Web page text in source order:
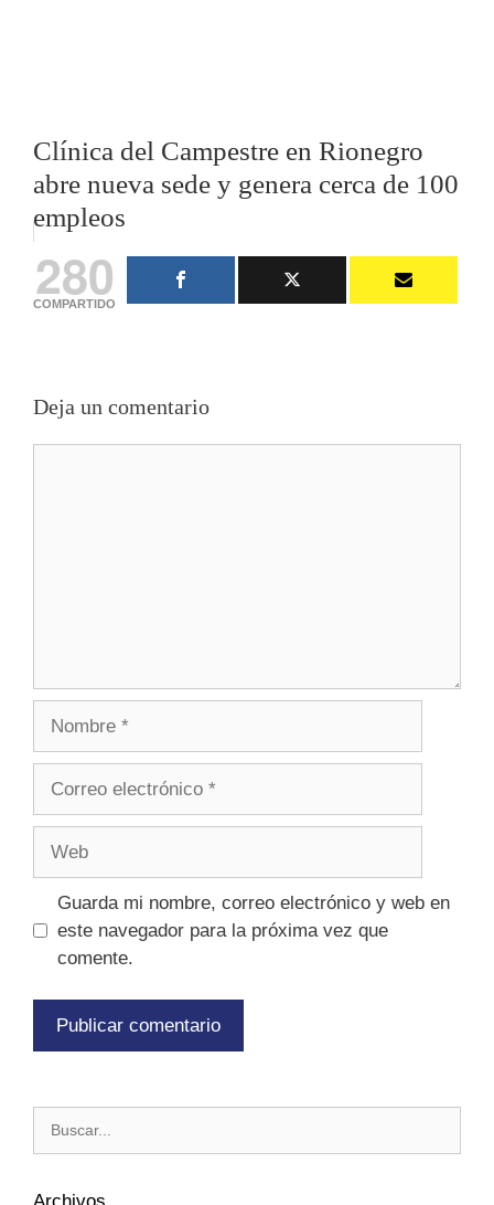
Clínica del Campestre en Rionegro
abre nueva sede y genera cerca de 100
empleos
280
COMPARTIDO
Deja un comentario
Guarda mi nombre, correo electrónico y web en
este navegador para la próxima vez que
comente.